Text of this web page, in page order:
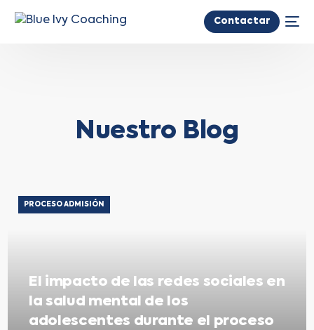
Contactar
Nuestro Blog
El impacto de las redes sociales en
la salud mental de los
adolescentes durante el proceso
PROCESO ADMISIÓN